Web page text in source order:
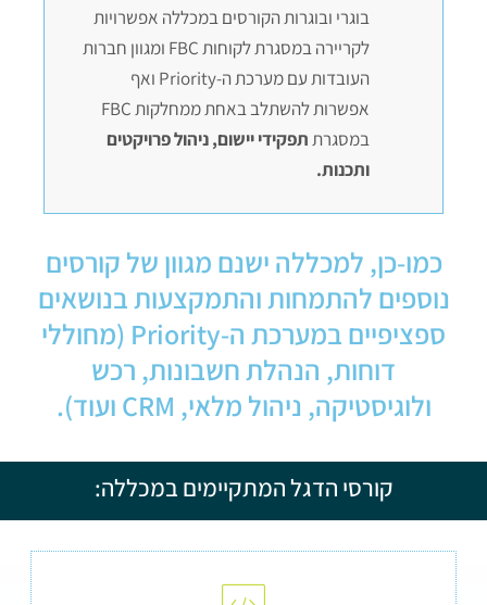
בוגרי ובוגרות הקורסים במכללה אפשרויות
לקריירה במסגרת לקוחות FBC ומגוון חברות
העובדות עם מערכת ה-Priority ואף
אפשרות להשתלב באחת ממחלקות FBC
במסגרתתפקידי יישום, ניהול פרויקטים
ותכנות.
כמו-כן, למכללה ישנם מגוון של קורסים
נוספים להתמחות והתמקצעות בנושאים
ספציפיים במערכת ה-Priority (מחוללי
דוחות, הנהלת חשבונות, רכש
ולוגיסטיקה, ניהול מלאי, CRM ועוד).
קורסי הדגל המתקיימים במכללה: